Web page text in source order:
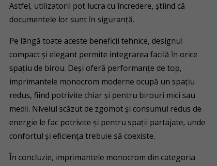
Astfel, utilizatorii pot lucra cu încredere, știind că
documentele lor sunt în siguranță.
Pe lângă toate aceste beneficii tehnice, designul
compact și elegant permite integrarea facilă în orice
spațiu de birou. Deși oferă performanțe de top,
imprimantele monocrom moderne ocupă un spațiu
redus, fiind potrivite chiar și pentru birouri mici sau
medii. Nivelul scăzut de zgomot și consumul redus de
energie le fac potrivite și pentru spații partajate, unde
confortul și eficiența trebuie să coexiste.
În concluzie, imprimantele monocrom din categoria